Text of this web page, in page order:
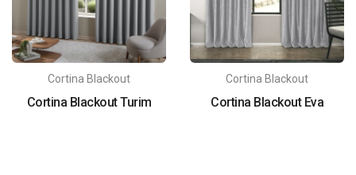
Cortina Blackout
Cortina Blackout Turim
Cortina Blackout
Cortina Blackout Eva